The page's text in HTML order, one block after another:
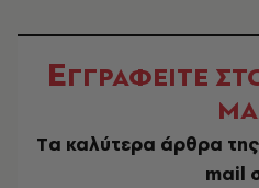
ΕΓΓΡΑΦΕΙΤΕ
Tα καλύτερα άρθρα
mail